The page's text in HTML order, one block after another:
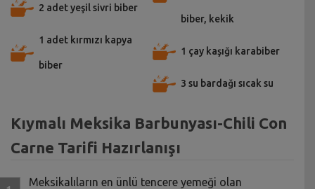
2 adet yeşil sivri biber
1 adet kırmızı kapya
biber
biber, kekik
1 çay kaşığı karabiber
3 su bardağı sıcak su
Kıymalı Meksika Barbunyası-Chili Con
Carne Tarifi Hazırlanışı
Meksikalıların en ünlü tencere yemeği olan